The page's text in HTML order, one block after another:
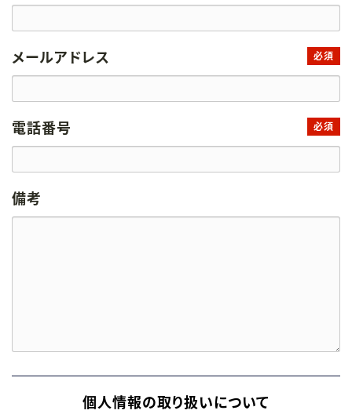
メールアドレス 必須
電話番号 必須
備考
個人情報の取り扱いについて